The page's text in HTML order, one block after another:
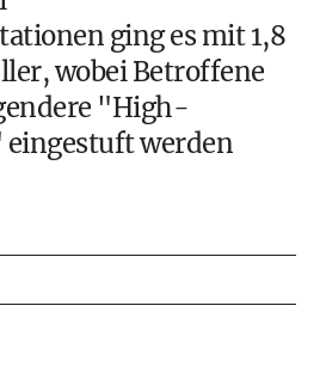
ging es mit 1,8
wobei Betroffene
"High-
werden